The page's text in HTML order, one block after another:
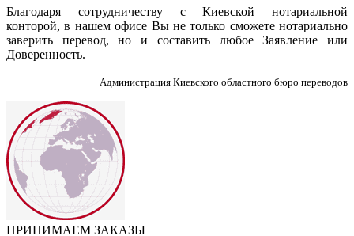
Благодаря сотрудничеству с Киевской нотариальной
конторой, в нашем офисе Вы не только сможете нотариально
заверить перевод, но и составить любое Заявление или
Доверенность.
Администрация Киевского областного бюро переводов
ПРИНИМАЕМ ЗАКАЗЫ